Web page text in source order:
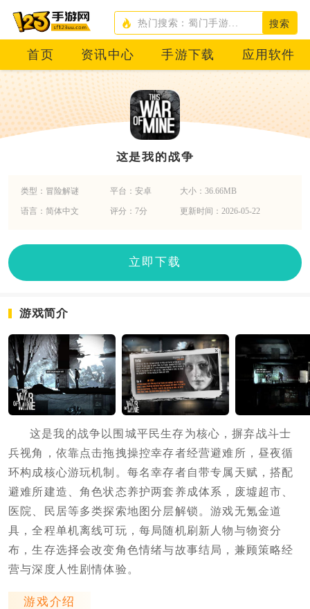
搜索
首页 资讯中心 手游下载 应用软件
这是我的战争
类型：冒险解谜 平台：安卓 大小：36.66MB
语言：简体中文 评分：7分 更新时间：2026-05-22
立即下载
游戏简介
这是我的战争以围城平民生存为核心，摒弃战斗士
兵视角，依靠点击拖拽操控幸存者经营避难所，昼夜循
环构成核心游玩机制。每名幸存者自带专属天赋，搭配
避难所建造、角色状态养护两套养成体系，废墟超市、
医院、民居等多类探索地图分层解锁。游戏无氪金道
具，全程单机离线可玩，每局随机刷新人物与物资分
布，生存选择会改变角色情绪与故事结局，兼顾策略经
营与深度人性剧情体验。
游戏介绍